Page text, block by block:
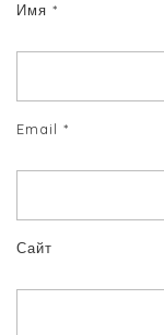
Имя *
Email *
Сайт